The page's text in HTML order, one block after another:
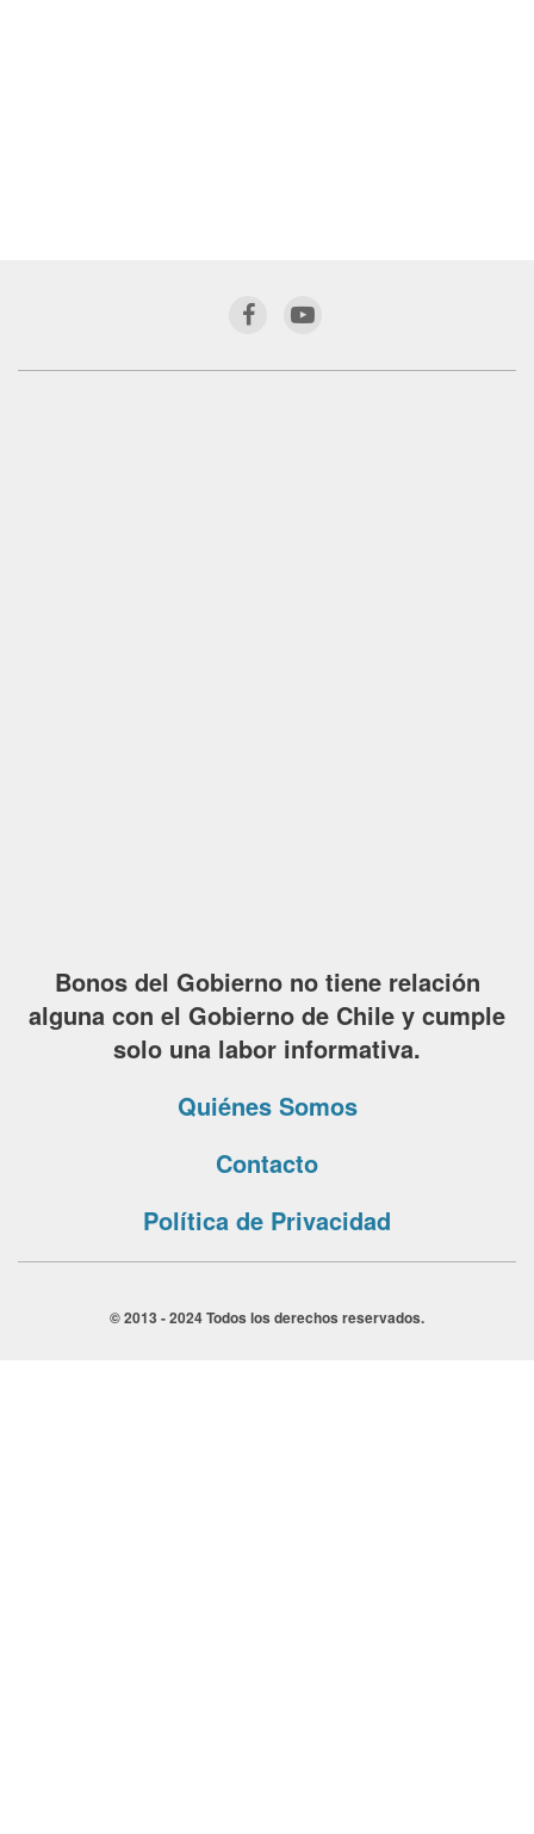
Bonos del Gobierno no tiene relación
alguna con el Gobierno de Chile y cumple
solo una labor informativa.
Quiénes Somos
Contacto
Política de Privacidad
© 2013 - 2024 Todos los derechos reservados.